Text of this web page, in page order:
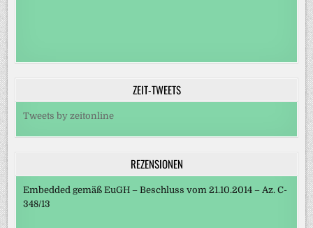
ZEIT-TWEETS
Tweets by zeitonline
REZENSIONEN
Embedded gemäß EuGH – Beschluss vom 21.10.2014 – Az. C-
348/13